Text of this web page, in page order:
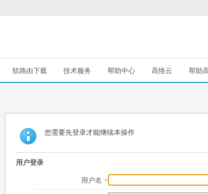
软路由下载 技术服务 帮助中心 高恪云 帮助
您需要先登录才能继续本操作
用户登录
用户名